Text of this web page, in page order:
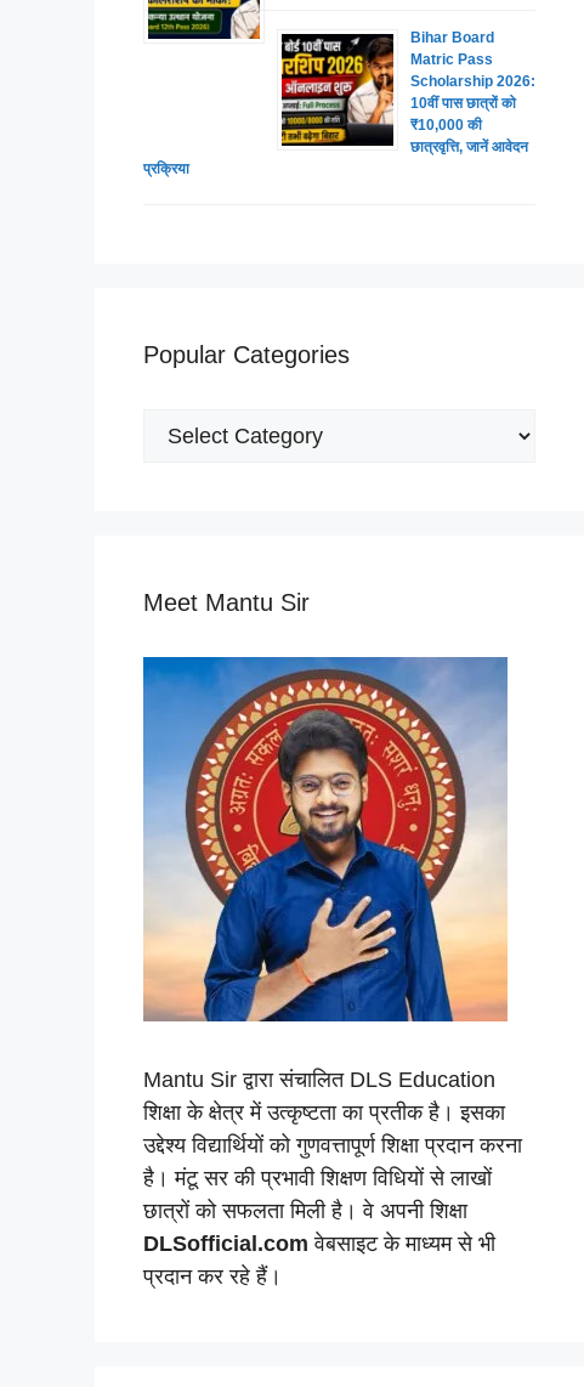
Bihar Board
Matric Pass
Scholarship 2026:
10वीं पास छात्रों को
₹10,000 की
छात्रवृत्ति, जानें आवेदन
प्रक्रिया
Popular Categories
Popular
Meet Mantu Sir
Mantu Sir द्वारा संचालित DLS Education
शिक्षा के क्षेत्र में उत्कृष्टता का प्रतीक है। इसका
उद्देश्य विद्यार्थियों को गुणवत्तापूर्ण शिक्षा प्रदान करना
है। मंटू सर की प्रभावी शिक्षण विधियों से लाखों
छात्रों को सफलता मिली है। वे अपनी शिक्षा
DLSofficial.com वेबसाइट के माध्यम से भी
प्रदान कर रहे हैं।